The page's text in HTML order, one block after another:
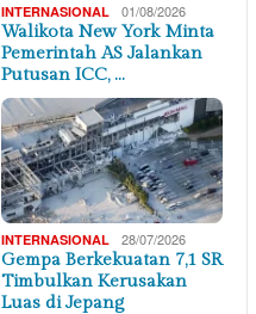
INTERNASIONAL 01/08/2026
Walikota New York Minta
Pemerintah AS Jalankan
Putusan ICC, …
INTERNASIONAL 28/07/2026
Gempa Berkekuatan 7,1 SR
Timbulkan Kerusakan
Luas di Jepang